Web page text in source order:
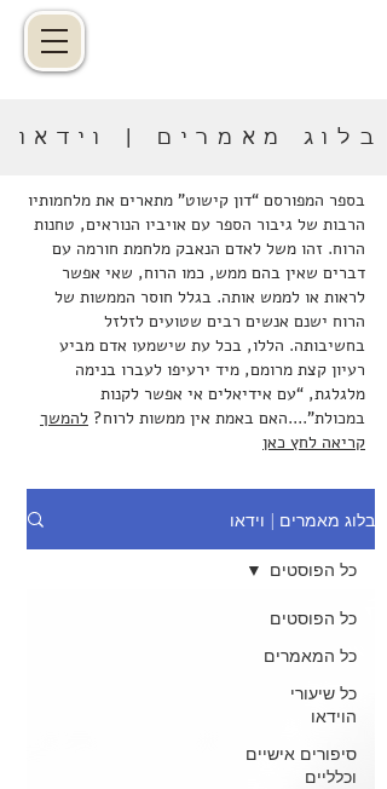
בלוג מאמרים | וידאו
בספר המפורסם “דון קישוט” מתארים את מלחמותיו
הרבות של גיבור הספר עם אויביו הנוראים, טחנות
הרוח. זהו משל לאדם הנאבק מלחמת חורמה עם
דברים שאין בהם ממש, כמו הרוח, שאי אפשר
לראות או לממש אותה. בגלל חוסר הממשות של
הרוח ישנם אנשים רבים שטועים לזלזל
בחשיבותה. הללו, בכל עת שישמעו אדם מביע
רעיון קצת מרומם, מיד ירעיפו לעברו בנימה
מלגלגת, “עם אידיאלים אי אפשר לקנות
במכולת”....האם באמת אין ממשות לרוח? להמשך
קריאה לחץ כאן
בלוג מאמרים | וידאו
כל הפוסטים
כל המאמרים
כל שיעורי
הוידאו
סיפורים אישיים
וכלליים
כל הפוסטים